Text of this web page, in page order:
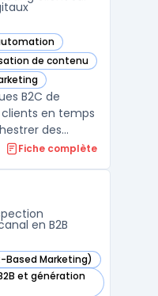
de contenu
B2C de
en temps
des
Les directions
du mobile et
...
Fiche complète
en B2B
Based Marketing)
et génération